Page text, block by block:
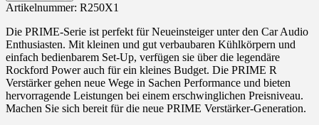
Artikelnummer: R250X1
Die PRIME-Serie ist perfekt für Neueinsteiger unter den Car Audio
Enthusiasten. Mit kleinen und gut verbaubaren Kühlkörpern und
einfach bedienbarem Set-Up, verfügen sie über die legendäre
Rockford Power auch für ein kleines Budget. Die PRIME R
Verstärker gehen neue Wege in Sachen Performance und bieten
hervorragende Leistungen bei einem erschwinglichen Preisniveau.
Machen Sie sich bereit für die neue PRIME Verstärker-Generation.